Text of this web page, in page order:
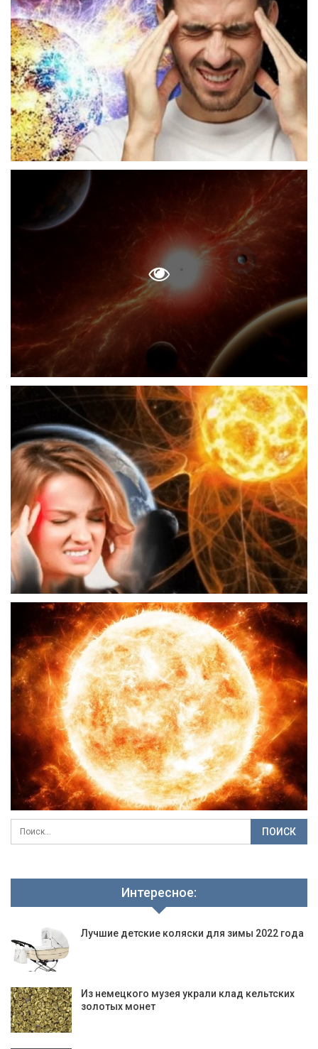
Интересное:
Лучшие детские коляски для зимы 2022 года
Из немецкого музея украли клад кельтских
золотых монет